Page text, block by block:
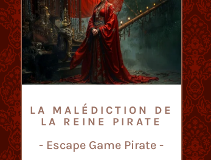
LA MALÉDICTION DE
LA REINE PIRATE
- Escape Game Pirate -